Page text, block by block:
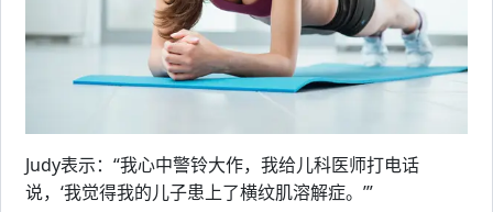
Judy表示：“我心中警铃大作，我给儿科医师打电话
说，‘我觉得我的儿子患上了横纹肌溶解症。’”